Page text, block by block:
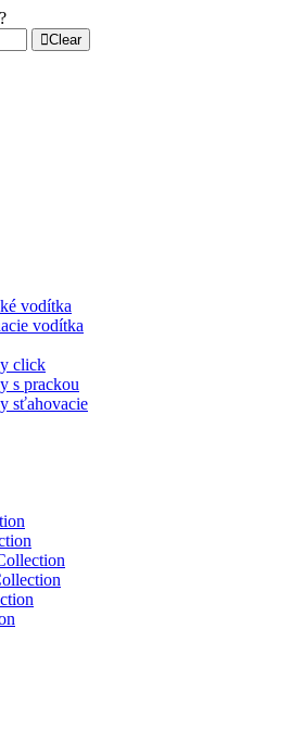
Clear
vodítka
vodítka
click
s prackou
sťahovacie